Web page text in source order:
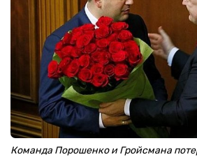
Команда Порошенко и Гройсмана